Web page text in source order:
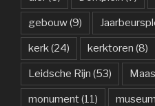
gebouw(9)
kerk(24) kerktoren (8)
Leidsche Rijn (53)
monument(11) museum